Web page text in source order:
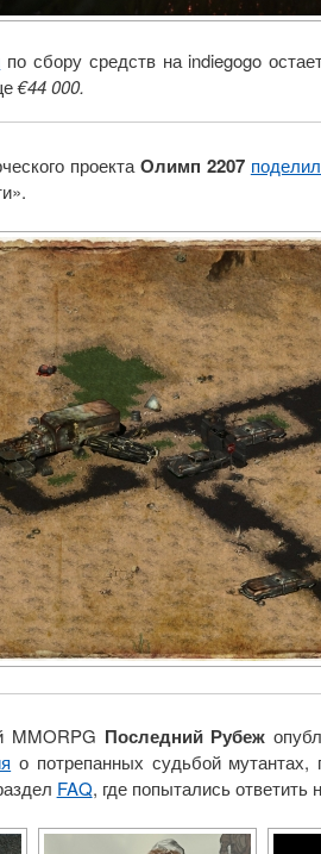
по сбору средств на indiegogo
€44 000.
проектаОлимп 2207
MMORPG Последний Рубеж
о потрепанных судьбой
FAQ, где попытались